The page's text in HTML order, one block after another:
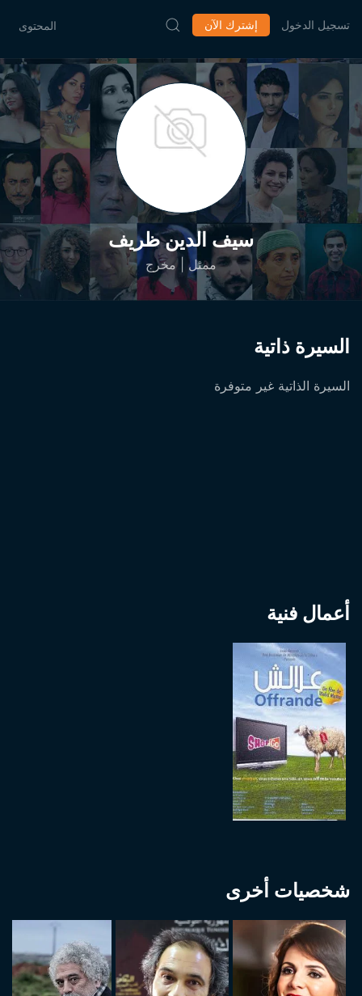
المحتوى إشترك الآن تسجيل الدخول
سيف الدين ظريف
ممثل | مخرج
السيرة ذاتية
السيرة الذاتية غير متوفرة
أعمال فنية
شخصيات أخرى